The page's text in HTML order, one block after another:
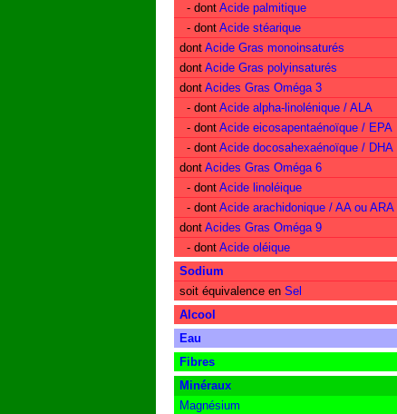
- dont Acide palmitique
- dont Acide stéarique
dont Acide Gras monoinsaturés
dont Acide Gras polyinsaturés
dont Acides Gras Oméga 3
- dont Acide alpha-linolénique / ALA
- dont Acide eicosapentaénoïque / EPA
- dont Acide docosahexaénoïque / DHA
dont Acides Gras Oméga 6
- dont Acide linoléique
- dont Acide arachidonique / AA ou ARA
dont Acides Gras Oméga 9
- dont Acide oléique
Sodium
soit équivalence en Sel
Alcool
Eau
Fibres
Minéraux
Magnésium